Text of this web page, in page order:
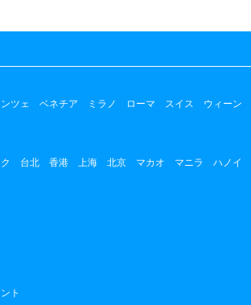
ツェ ベネチア ミラノ ローマ スイス ウィーン
台北 香港 上海 北京 マカオ マニラ ハノイ
ト